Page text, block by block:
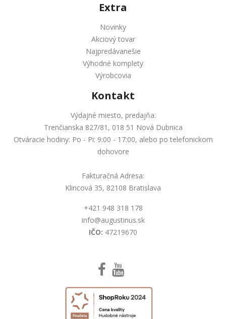
Extra
Novinky
Akciový tovar
Najpredávanešie
Výhodné komplety
Výrobcovia
Kontakt
Výdajné miesto, predajňa:
Trenčianska 827/81, 018 51 Nová Dubnica
Otváracie hodiny: Po - Pi: 9:00 - 17:00, alebo po telefonickom
dohovore
Fakturačná Adresa:
Klincová 35, 82108 Bratislava
+421 948 318 178
info@augustinus.sk
IČO: 47219670